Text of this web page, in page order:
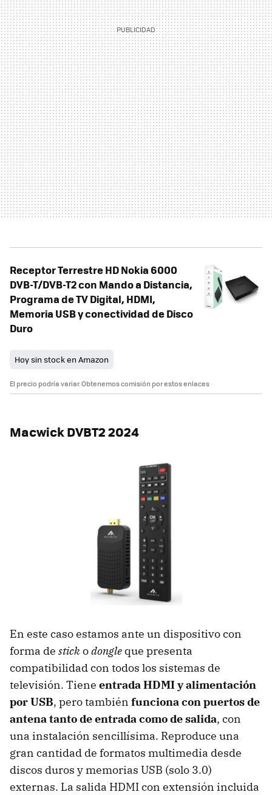
Receptor Terrestre HD Nokia 6000
DVB-T/DVB-T2 con Mando a Distancia,
Programa de TV Digital, HDMI,
Memoria USB y conectividad de Disco
Duro
Hoy sin stock en Amazon
El precio podría variar. Obtenemos comisión por estos enlaces
Macwick DVBT2 2024
En este caso estamos ante un dispositivo con
forma de stickodongle que presenta
compatibilidad con todos los sistemas de
televisión. Tiene entrada HDMI y alimentación
por USB, pero también funciona con puertos de
antena tanto de entrada como de salida, con
una instalación sencillísima. Reproduce una
gran cantidad de formatos multimedia desde
discos duros y memorias USB (solo 3.0)
externas. La salida HDMI con extensión incluida